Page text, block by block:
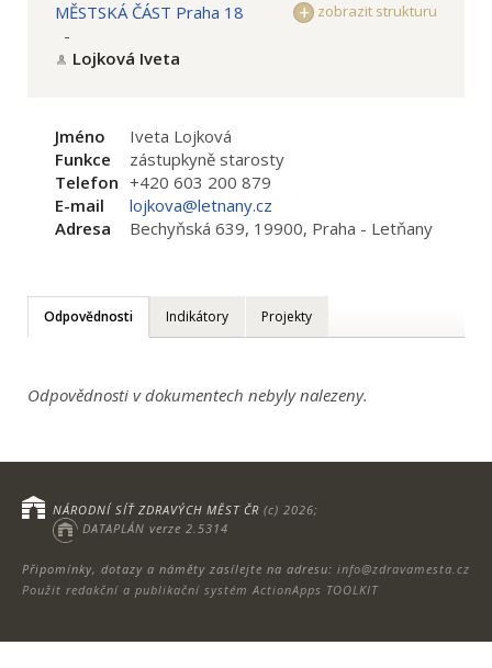
zobrazit strukturu
MĚSTSKÁ ČÁST Praha 18
-
Lojková Iveta
Jméno
Iveta Lojková
Funkce
zástupkyně starosty
Telefon +420 603 200 879
E-mail
lojkova@letnany.cz
Adresa
Bechyňská 639, 19900, Praha - Letňany
Odpovědnosti Indikátory Projekty
Odpovědnosti v dokumentech nebyly nalezeny.
Připomínky, dotazy a náměty zasílejte na adresu: info@zdravamesta.cz
Použit redakční a publikační systém ActionApps TOOLKIT
NÁRODNÍ SÍŤ ZDRAVÝCH MĚST ČR (c) 2026;
DATAPLÁN verze 2.5314